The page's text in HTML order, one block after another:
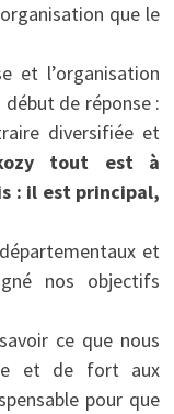
que le
et l’organisation
début de réponse :
diversifiée et
tout est à
: il est principal,
et
nos objectifs
ce que nous
et de fort aux
pour que